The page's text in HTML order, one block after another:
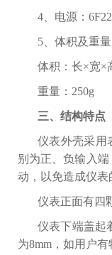
4、电源：
5、体积及重
体积：长×宽×
重量：250g
三、结构特点
仪表外壳采用
别为正、负输入
动，以免造成仪表
仪表正面有四
仪表下端盖起
为8mm，如用户